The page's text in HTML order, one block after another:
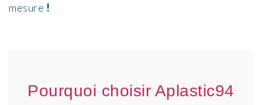
mesure !
Pourquoi choisir Aplastic94